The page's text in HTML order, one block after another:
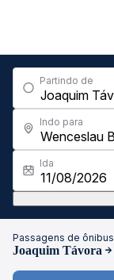
Partindo de
Indo para
Ida
Passagens de ônibus
Joaquim Távora